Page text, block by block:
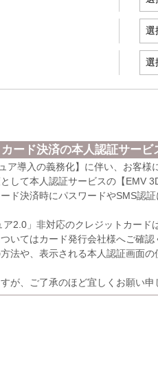
カード決済の本人認証サー
ア導入の義務化】に伴い、お客
として本人認証サービスの【EMV
ド決済時にパスワードやSMS認
2.0」非対応のクレジットカード
いてはカード発行会社様へご確認
法や、表示される本人認証画面の
が、ご了承のほど宜しくお願い申